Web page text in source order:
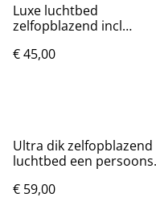
Luxe luchtbed
zelfopblazend incl
€ 45,00
Ultra dik zelfopblazend
luchtbed een persoons
€ 59,00